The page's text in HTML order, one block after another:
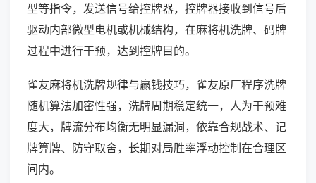
型等指令，发送信号给控牌器，控牌器接收到信号后
驱动内部微型电机或机械结构，在麻将机洗牌、码牌
过程中进行干预，达到控牌目的。
雀友麻将机洗牌规律与赢钱技巧，雀友原厂程序洗牌
随机算法加密性强，洗牌周期稳定统一，人为干预难
度大，牌流分布均衡无明显漏洞，依靠合规战术、记
牌算牌、防守取舍，长期对局胜率浮动控制在合理区
间内。